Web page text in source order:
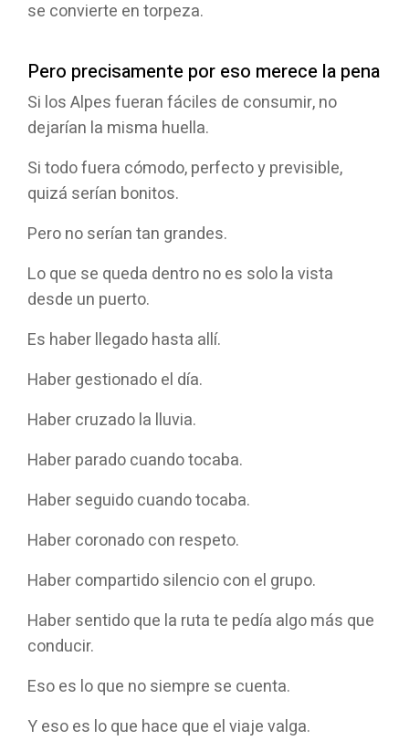
se convierte en torpeza.
Pero precisamente por eso merece la pena
Si los Alpes fueran fáciles de consumir, no
dejarían la misma huella.
Si todo fuera cómodo, perfecto y previsible,
quizá serían bonitos.
Pero no serían tan grandes.
Lo que se queda dentro no es solo la vista
desde un puerto.
Es haber llegado hasta allí.
Haber gestionado el día.
Haber cruzado la lluvia.
Haber parado cuando tocaba.
Haber seguido cuando tocaba.
Haber coronado con respeto.
Haber compartido silencio con el grupo.
Haber sentido que la ruta te pedía algo más que
conducir.
Eso es lo que no siempre se cuenta.
Y eso es lo que hace que el viaje valga.
una
de
Muy mala